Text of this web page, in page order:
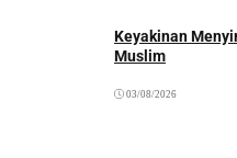
Keyakinan
Muslim
03/08/2026